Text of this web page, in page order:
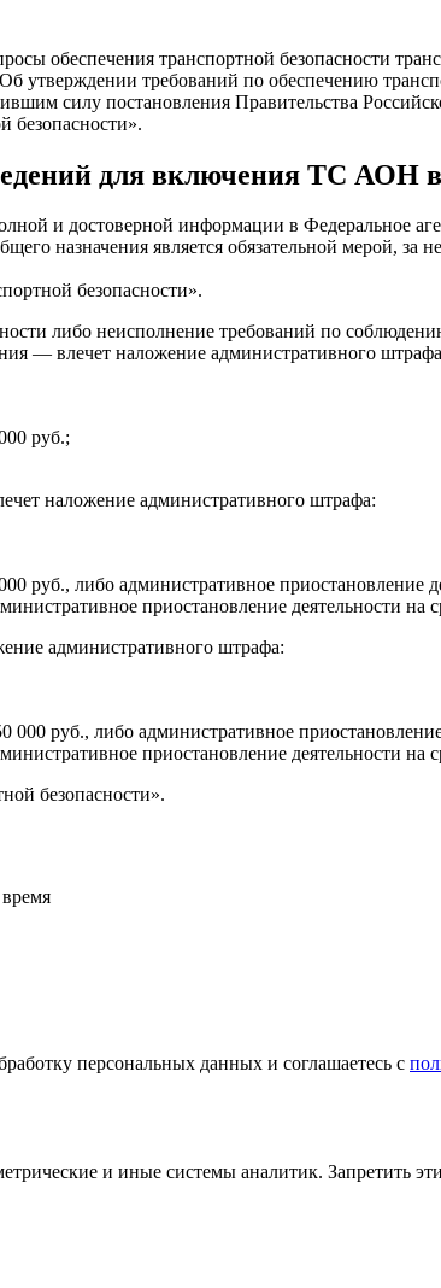
обеспечения транспортной безопасности
утверждении требований по обеспечению
силу постановления Правительства
безопасности».
для включения ТС АОН
и достоверной информации в Федеральное
назначения является обязательной мерой,
безопасности».
либо неисполнение требований по
— влечет наложение административного
руб.;
наложение административного штрафа:
руб., либо административное приостановление
приостановление деятельности на
административного штрафа:
руб., либо административное
приостановление деятельности на
безопасности».
персональных данных и соглашаетесь с
и иные системы аналитик. Запретить